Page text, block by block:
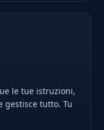
le tue istruzioni,
gestisce tutto. Tu